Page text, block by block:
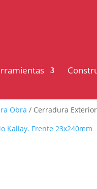
Obra / Cerradura